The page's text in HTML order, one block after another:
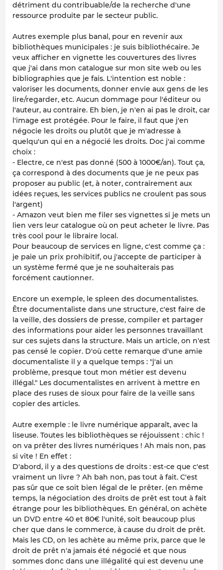
détriment du contribuable/de la recherche d'une
ressource produite par le secteur public.
Autres exemple plus banal, pour en revenir aux
bibliothèques municipales : je suis bibliothécaire. Je
veux afficher en vignette les couvertures des livres
que j'ai dans mon catalogue sur mon site web ou les
bibliographies que je fais. L'intention est noble :
valoriser les documents, donner envie aux gens de les
lire/regarder, etc. Aucun dommage pour l'éditeur ou
l'auteur, au contraire. Eh bien, je n'en ai pas le droit, car
l'image est protégée. Pour le faire, il faut que j'en
négocie les droits ou plutôt que je m'adresse à
quelqu'un qui en a négocié les droits. Doc j'ai comme
choix :
- Electre, ce n'est pas donné (500 à 1000€/an). Tout ça,
ça correspond à des documents que je ne peux pas
proposer au public (et, à noter, contrairement aux
idées reçues, les services publics ne croulent pas sous
l'argent)
- Amazon veut bien me filer ses vignettes si je mets un
lien vers leur catalogue où on peut acheter le livre. Pas
très cool pour le libraire local.
Pour beaucoup de services en ligne, c'est comme ça :
je paie un prix prohibitif, ou j'accepte de participer à
un système fermé que je ne souhaiterais pas
forcément cautionner.
Encore un exemple, le spleen des documentalistes.
Être documentaliste dans une structure, c'est faire de
la veille, des dossiers de presse, compiler et partager
des informations pour aider les personnes travaillant
sur ces sujets dans la structure. Mais un article, on n'est
pas censé le copier. D'où cette remarque d'une amie
documentaliste il y a quelque temps : "j'ai un
problème, presque tout mon métier est devenu
illégal." Les documentalistes en arrivent à mettre en
place des ruses de sioux pour faire de la veille sans
copier des articles.
Autre exemple : le livre numérique apparaît, avec la
liseuse. Toutes les bibliothèques se réjouissent : chic !
on va prêter des livres numériques ! Ah mais non, pas
si vite ! En effet :
D'abord, il y a des questions de droits : est-ce que c'est
vraiment un livre ? Ah bah non, pas tout à fait. C'est
pas sûr que ce soit bien légal de le prêter. (en même
temps, la négociation des droits de prêt est tout à fait
étrange pour les bibliothèques. En général, on achète
un DVD entre 40 et 80€ l'unité, soit beaucoup plus
cher que dans le commerce, à cause du droit de prêt.
Mais les CD, on les achète au même prix, parce que le
droit de prêt n'a jamais été négocié et que nous
sommes donc dans une illégalité qui est devenu une